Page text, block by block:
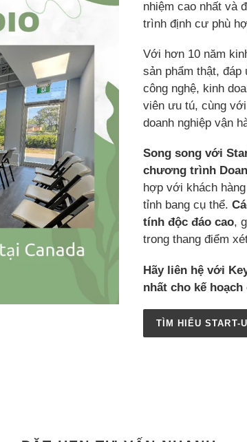
nhiệm cao nhất và
trình định cư phù
Với hơn 10 năm
sản phẩm thật,
công nghệ, kinh
viên ưu tú, cùng
doanh nghiệp vận
Song song với
chương trình
hợp với khách
tỉnh bang cụ thể.
tính độc đáo cao,
trong thang điểm
Hãy liên hệ với
nhất cho kế hoạch
TÌM HIỂU START-